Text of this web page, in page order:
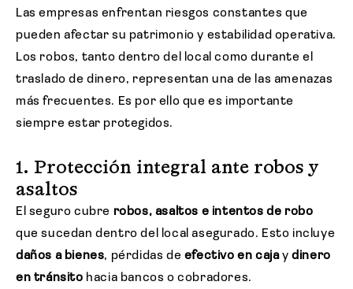
Las empresas enfrentan riesgos constantes que
pueden afectar su patrimonio y estabilidad operativa.
Los robos, tanto dentro del local como durante el
traslado de dinero, representan una de las amenazas
más frecuentes. Es por ello que es importante
siempre estar protegidos.
1. Protección integral ante robos y
asaltos
El seguro cubre robos, asaltos e intentos de robo
que sucedan dentro del local asegurado. Esto incluye
daños a bienes, pérdidas de efectivo en cajaydinero
en tránsito hacia bancos o cobradores.